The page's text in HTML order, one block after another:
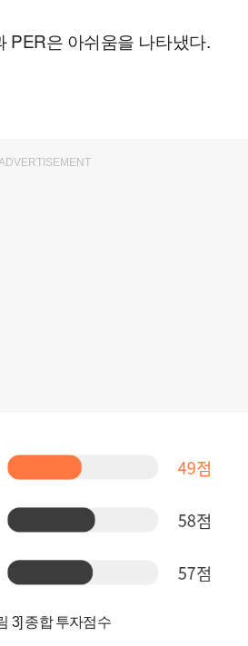
PER은 아쉬움을 나타냈다.
3] 종합 투자점수